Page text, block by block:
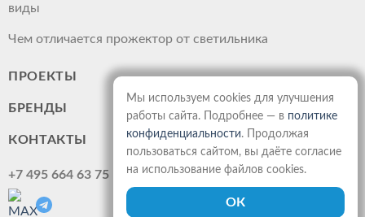
виды
Чем отличается прожектор от светильника
ПРОЕКТЫ
БРЕНДЫ
КОНТАКТЫ
+7 495 664 63 75
Мы используем cookies для улучшения
работы сайта. Подробнее — в политике
конфиденциальности. Продолжая
пользоваться сайтом, вы даёте согласие
на использование файлов cookies.